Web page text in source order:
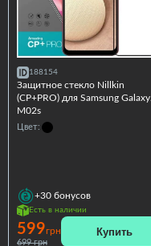
188154
Защитное стекло Nillkin
(CP+PRO) для Samsung Galaxy
M02s
Цвет:
+30 бонусов
Есть в наличии
599грн
699 грн
Купить